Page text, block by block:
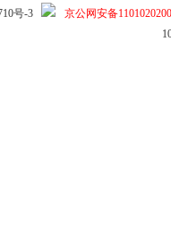
号-3
京公网安备